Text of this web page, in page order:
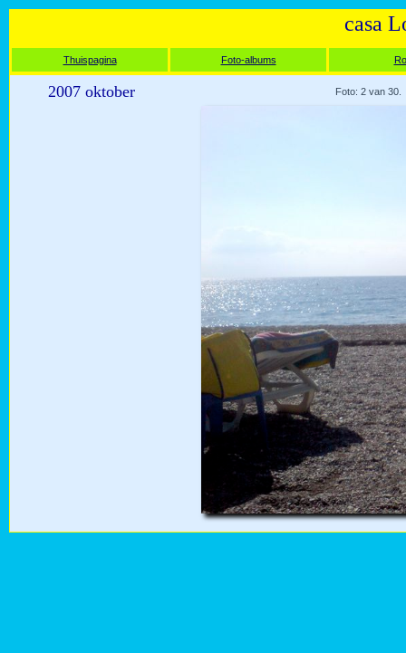
casa
Thuispagina Foto-albums
2007 oktober Foto: 2 van 30.